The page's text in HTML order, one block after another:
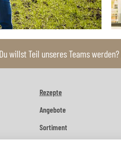
Du willst Teil unseres Teams werden?
Rezepte
Angebote
Sortiment